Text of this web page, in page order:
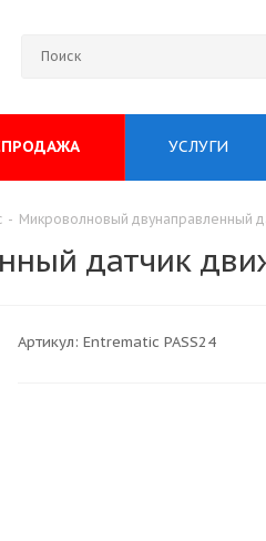
УСЛУГИ
- Микроволновый двунаправленный
датчик
Артикул: Entrematic PASS24